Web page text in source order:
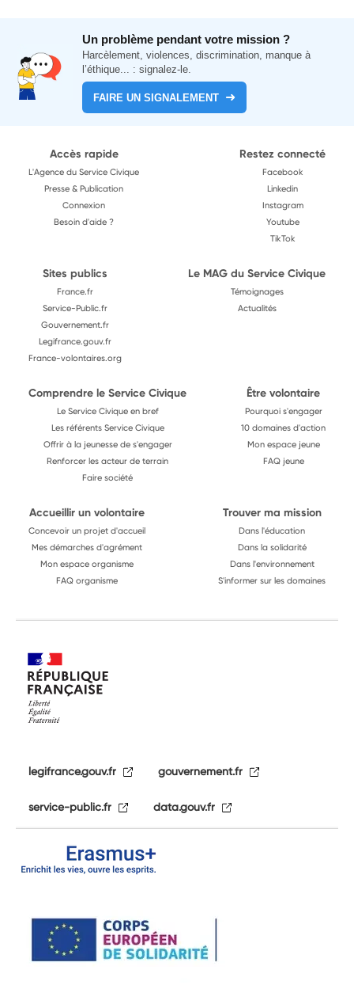
Un problème pendant votre mission ?
Harcèlement, violences, discrimination, manque à
l’éthique... : signalez-le.
FAIRE UN SIGNALEMENT
Accès rapide
L'Agence du Service Civique
Presse & Publication
Connexion
Besoin d'aide ?
Restez connecté
Facebook
Linkedin
Instagram
Youtube
TikTok
Sites publics
France.fr
Service-Public.fr
Gouvernement.fr
Legifrance.gouv.fr
France-volontaires.org
Le MAG du Service Civique
Témoignages
Actualités
Comprendre le Service Civique
Le Service Civique en bref
Les référents Service Civique
Offrir à la jeunesse de s'engager
Renforcer les acteur de terrain
Faire société
Être volontaire
Pourquoi s'engager
10 domaines d'action
Mon espace jeune
FAQ jeune
Accueillir un volontaire
Concevoir un projet d'accueil
Mes démarches d'agrément
Mon espace organisme
FAQ organisme
Trouver ma mission
Dans l'éducation
Dans la solidarité
Dans l'environnement
S'informer sur les domaines
legifrance.gouv.fr gouvernement.fr
service-public.fr data.gouv.fr